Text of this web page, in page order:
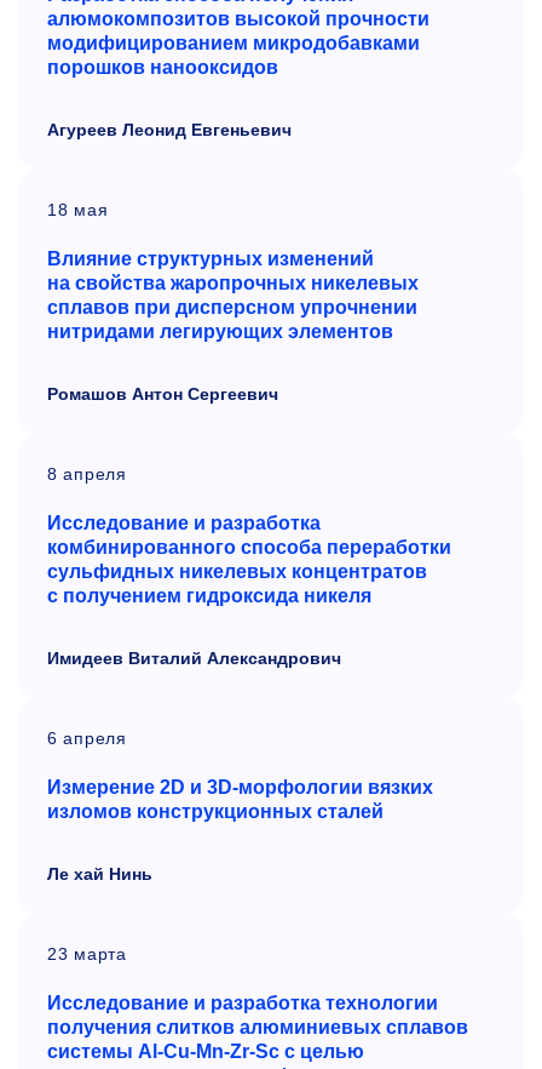
алюмокомпозитов высокой прочности
модифицированием микродобавками
порошков нанооксидов
Агуреев Леонид Евгеньевич
18 мая
Влияние структурных изменений
на свойства жаропрочных никелевых
сплавов при дисперсном упрочнении
нитридами легирующих элементов
Ромашов Антон Сергеевич
8 апреля
Исследование и разработка
комбинированного способа переработки
сульфидных никелевых концентратов
с получением гидроксида никеля
Имидеев Виталий Александрович
6 апреля
Измерение 2D и 3D-морфологии вязких
изломов конструкционных сталей
Ле хай Нинь
23 марта
Исследование и разработка технологии
получения слитков алюминиевых сплавов
системы Al-Cu-Mn-Zr-Sc с целью